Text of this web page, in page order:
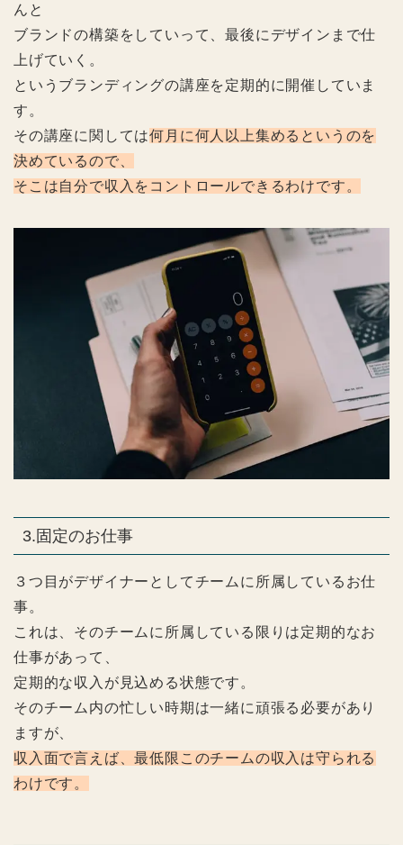
んと
ブランドの構築をしていって、最後にデザインまで仕
上げていく。
というブランディングの講座を定期的に開催していま
す。
その講座に関しては何月に何人以上集めるというのを
決めているので、
そこは自分で収入をコントロールできるわけです。
3.固定のお仕事
３つ目がデザイナーとしてチームに所属しているお仕
事。
これは、そのチームに所属している限りは定期的なお
仕事があって、
定期的な収入が見込める状態です。
そのチーム内の忙しい時期は一緒に頑張る必要があり
ますが、
収入面で言えば、最低限このチームの収入は守られる
わけです。